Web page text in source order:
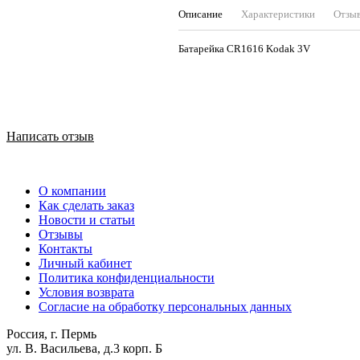
Описание Характеристики
Батарейка CR1616 Kodak 3V
Написать отзыв
О компании
Как сделать заказ
Новости и статьи
Отзывы
Контакты
Личный кабинет
Политика конфиденциальности
Условия возврата
Согласие на обработку персональных данных
Россия, г. Пермь
ул. В. Васильева, д.3 корп. Б